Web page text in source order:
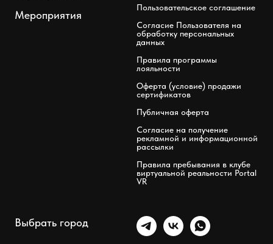
Мероприятия
Пользовательское соглашение
Согласие Пользователя на
обработку персональных
данных
Правила программы
лояльности
Оферта (условие) продажи
сертификатов
Публичная оферта
Согласие на получение
рекламной и информационной
рассылки
Правила пребывания в клубе
виртуальной реальности Portal
VR
Выбрать город